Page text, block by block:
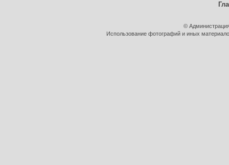
©
Использование фотографий и иных